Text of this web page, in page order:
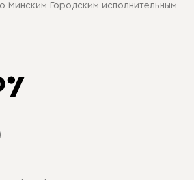
Минским Городским исполнительным